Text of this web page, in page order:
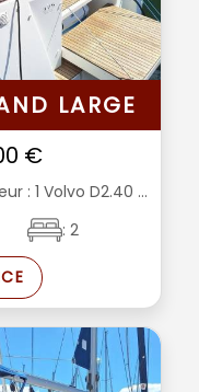
LARGE
€
: 1 Volvo D2.40 ...
: 2